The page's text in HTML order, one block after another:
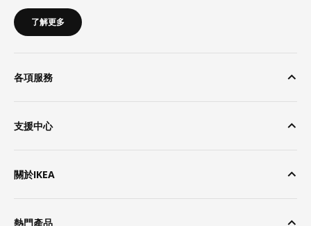
了解更多
各項服務
支援中心
關於IKEA
熱門產品